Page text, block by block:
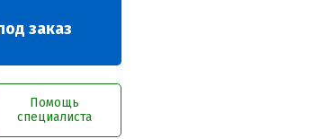
заказ
Помощь
специалиста